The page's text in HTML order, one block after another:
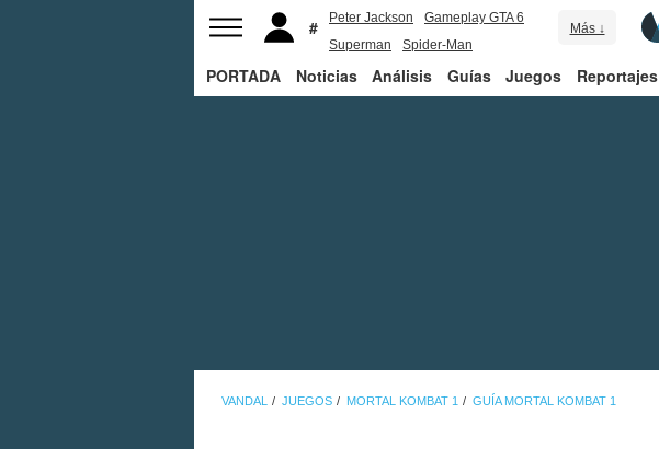
Peter Jackson
Gameplay GTA 6
Superman
Spider-Man
Más ↓
PORTADA Noticias Análisis Guías Juegos Reportajes
VANDAL JUEGOS MORTAL KOMBAT 1 GUÍA MORTAL KOMBAT 1